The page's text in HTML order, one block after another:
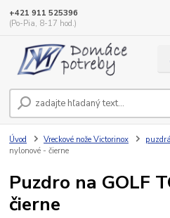
+421 911 525396
(Po-Pia, 8-17 hod.)
Úvod Vreckové nože Victorinox puzdrá
nylonové - čierne
Puzdro na GOLF
čierne